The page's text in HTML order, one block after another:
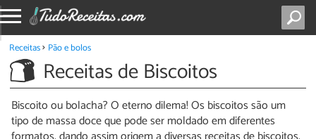
Receitas Pão e bolos
Receitas de Biscoitos
Biscoito ou bolacha? O eterno dilema! Os biscoitos são um
tipo de massa doce que pode ser moldado em diferentes